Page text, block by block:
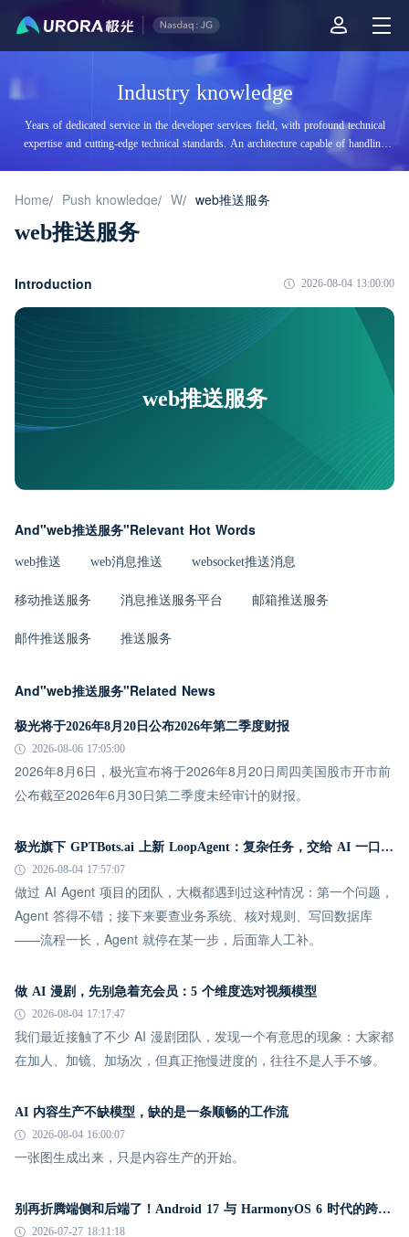
Industry knowledge
Years of dedicated service in the developer services field, with profound technical
expertise and cutting-edge technical standards. An architecture capable of handling
tens of billions of daily visits, supporting billions of high-concurrency accesses.
Home/ Push knowledge/ W/ web推送服务
web推送服务
Introduction 2026-08-04 13:00:00
web推送服务
And"web推送服务"Relevant Hot Words
web推送 web消息推送 websocket推送消息
移动推送服务 消息推送服务平台 邮箱推送服务
邮件推送服务 推送服务
And"web推送服务"Related News
极光将于2026年8月20日公布2026年第二季度财报
2026-08-06 17:05:00
2026年8月6日，极光宣布将于2026年8月20日周四美国股市开市前
公布截至2026年6月30日第二季度未经审计的财报。
极光旗下 GPTBots.ai 上新 LoopAgent：复杂任务，交给 AI 一口气跑完
2026-08-04 17:57:07
做过 AI Agent 项目的团队，大概都遇到过这种情况：第一个问题，
Agent 答得不错；接下来要查业务系统、核对规则、写回数据库
——流程一长，Agent 就停在某一步，后面靠人工补。
做 AI 漫剧，先别急着充会员：5 个维度选对视频模型
2026-08-04 17:17:47
我们最近接触了不少 AI 漫剧团队，发现一个有意思的现象：大家都
在加人、加镜、加场次，但真正拖慢进度的，往往不是人手不够。
AI 内容生产不缺模型，缺的是一条顺畅的工作流
2026-08-04 16:00:07
一张图生成出来，只是内容生产的开始。
别再折腾端侧和后端了！Android 17 与 HarmonyOS 6 时代的跨平台推送指南
2026-07-27 18:11:18